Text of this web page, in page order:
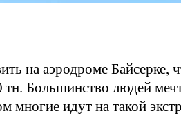
на аэродроме Байсерке,
тн. Большинство людей
многие идут на такой